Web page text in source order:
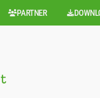
PARTNER